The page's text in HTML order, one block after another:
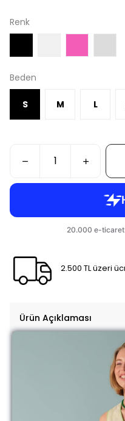
Renk
Beden
S M L
2.500 TL üzeri
Ürün Açıklaması
sayesinde size her yerde eşlik
Bu modelde hangi detaylar
Model ölçülerini, ürüne özel